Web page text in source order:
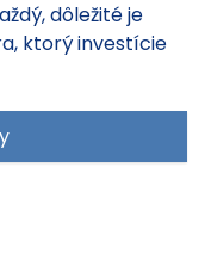
dôležité je
ktorý investície